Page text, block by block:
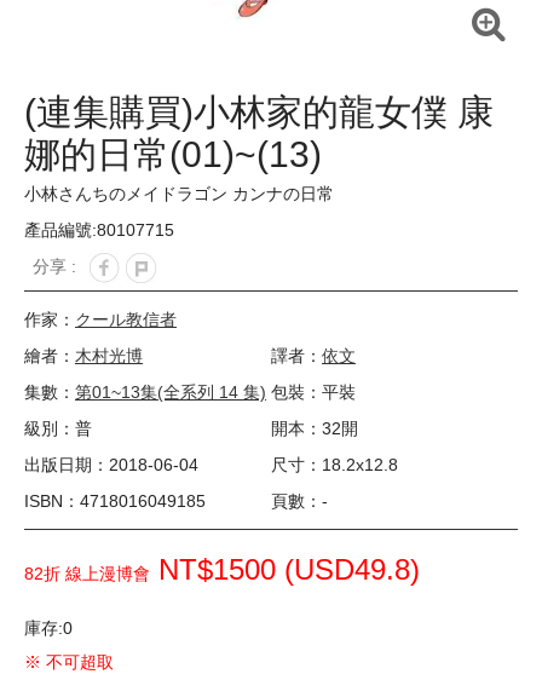
(連集購買)小林家的龍女僕 康
娜的日常(01)~(13)
小林さんちのメイドラゴン カンナの日常
產品編號:80107715
分享 :
作家： クール教信者
繪者： 木村光博 譯者： 依文
集數： 第01~13集(全系列 14 集) 包裝：平裝
級別：普
開本：32開
出版日期：2018-06-04
尺寸：18.2x12.8
ISBN：4718016049185
頁數：-
82折 線上漫博會 NT$1500 (USD49.8)
庫存:0
※ 不可超取